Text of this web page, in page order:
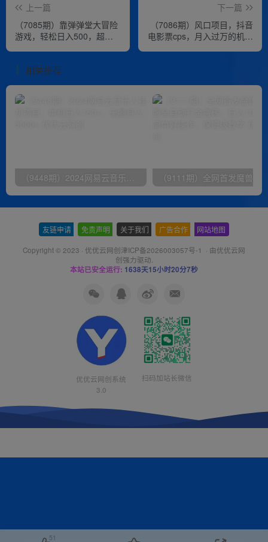
上一篇
（7085期）靠弹弹堂大冒险
游戏，轻松日入500，超蓝
下一篇
（7086期）风口项目，抖音
电影票cps，月入过万的机会
相关推荐
友链申请 免责声明 关于我们 广告合作 网站地图
Copyright © 2023 · 优优云网创津ICP备2026003057号-1 · 由优优云网
创强力驱动.
本站已安全运行: 1638天15小时20分8秒
优优云网创系统
3.0
扫码加站长微信
51